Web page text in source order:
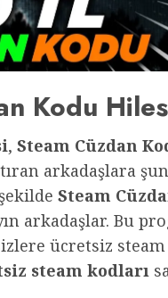
Kodu
, Steam Cüzdan
arkadaşlara
Steam
arkadaşlar. Bu
ücretsiz
steam kodları